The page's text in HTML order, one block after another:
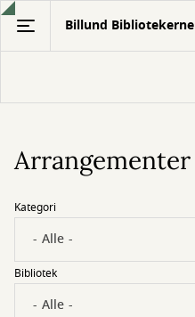
Gå
hovedindhold
Billund Bibliotekerne
Arrangementer
Kategori
Bibliotek